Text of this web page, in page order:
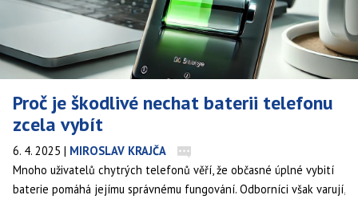
Proč je škodlivé nechat baterii telefonu
zcela vybít
6. 4. 2025 | MIROSLAV KRAJČA
Mnoho uživatelů chytrých telefonů věří, že občasné úplné vybití
baterie pomáhá jejímu správnému fungování. Odborníci však varují,